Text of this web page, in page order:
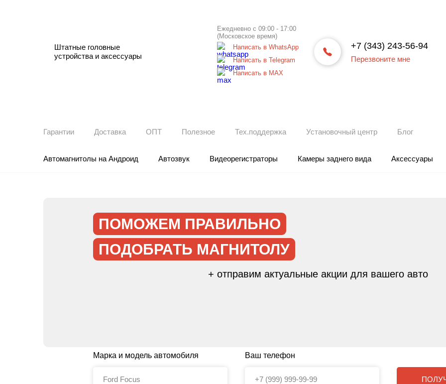
Штатные головные
устройства и аксессуары
Ежедневно с 09:00 - 17:00
(Московское время)
Написать в WhatsApp
Написать в Telegram
Написать в МАХ
+7 (343) 243-56-94
Перезвоните мне
Гарантии Доставка ОПТ Полезное Тех.поддержка Установочный центр Блог
Автомагнитолы на Андроид Автозвук Видеорегистраторы Камеры заднего вида Аксессуары
ПОМОЖЕМ ПРАВИЛЬНО
ПОДОБРАТЬ МАГНИТОЛУ
+ отправим актуальные акции для вашего авто
Марка и модель автомобиля Ваш телефон